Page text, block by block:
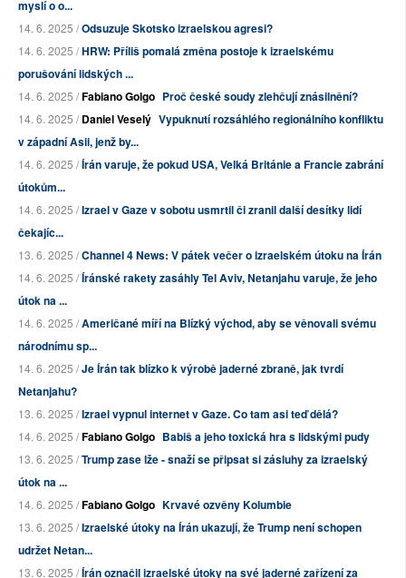
myslí o o...
14. 6. 2025 /Odsuzuje Skotsko izraelskou agresi?
14. 6. 2025 /HRW: Příliš pomalá změna postoje k izraelskému
porušování lidských ...
14. 6. 2025 /Fabiano Golgo Proč české soudy zlehčují znásilnění?
14. 6. 2025 /Daniel Veselý Vypuknutí rozsáhlého regionálního konfliktu
v západní Asii, jenž by...
14. 6. 2025 /Írán varuje, že pokud USA, Velká Británie a Francie zabrání
útokům...
14. 6. 2025 /Izrael v Gaze v sobotu usmrtil či zranil další desítky lidí
čekajíc...
13. 6. 2025 /Channel 4 News: V pátek večer o izraelském útoku na Írán
14. 6. 2025 /Íránské rakety zasáhly Tel Aviv, Netanjahu varuje, že jeho
útok na ...
14. 6. 2025 /Američané míří na Blízký východ, aby se věnovali svému
národnímu sp...
14. 6. 2025 /Je Írán tak blízko k výrobě jaderné zbraně, jak tvrdí
Netanjahu?
13. 6. 2025 /Izrael vypnul internet v Gaze. Co tam asi teď dělá?
14. 6. 2025 /Fabiano Golgo Babiš a jeho toxická hra s lidskými pudy
13. 6. 2025 /Trump zase lže - snaží se připsat si zásluhy za izraelský
útok na ...
14. 6. 2025 /Fabiano Golgo Krvavé ozvěny Kolumbie
13. 6. 2025 /Izraelské útoky na Írán ukazují, že Trump není schopen
udržet Netan...
13. 6. 2025 /Írán označil izraelské útoky na své jaderné zařízení za